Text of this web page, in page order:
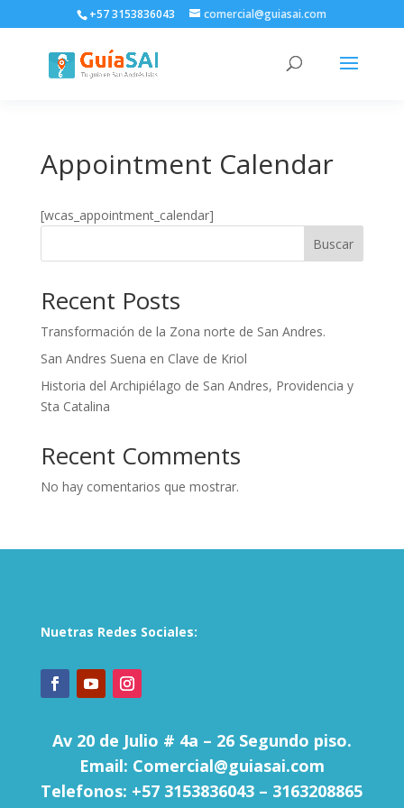
+57 3153836043 comercial@guiasai.com
Appointment Calendar
[wcas_appointment_calendar]
Buscar
Recent Posts
Transformación de la Zona norte de San Andres.
San Andres Suena en Clave de Kriol
Historia del Archipiélago de San Andres, Providencia y
Sta Catalina
Recent Comments
No hay comentarios que mostrar.
Nuetras Redes Sociales:
Av 20 de Julio # 4a – 26 Segundo piso.
Email: Comercial@guiasai.com
Telefonos: +57 3153836043 – 3163208865